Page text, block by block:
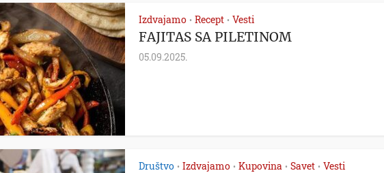
Izdvajamo • Recept • Vesti
FAJITAS SA PILETINOM
05.09.2025.
Društvo • Izdvajamo • Kupovina • Savet • Vesti